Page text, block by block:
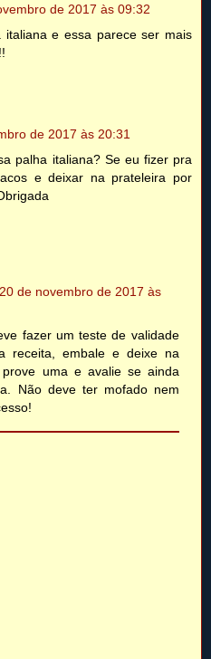
de 2017 às 09:32
italiana e essa parece ser mais
de 2017 às 20:31
palha italiana? Se eu fizer pra
e deixar na prateleira por
20 de novembro de 2017 às
fazer um teste de validade
receita, embale e deixe na
uma e avalie se ainda
Não deve ter mofado nem